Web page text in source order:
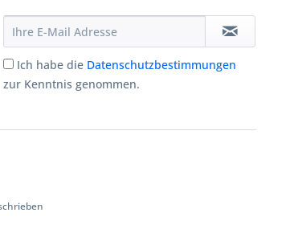
Ich habe die Datenschutzbestimmungen
zur Kenntnis genommen.